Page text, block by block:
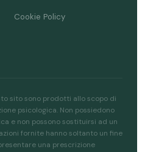
Cookie Policy
sito sono prodotti allo scopo di
psicologica. Non possiedono
e non possono sostituirsi ad un
fornite hanno soltanto un fine
una prescrizione